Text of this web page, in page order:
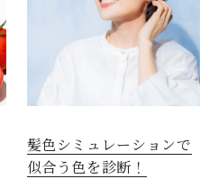
髪色シミュレーションで
似合う色を診断！